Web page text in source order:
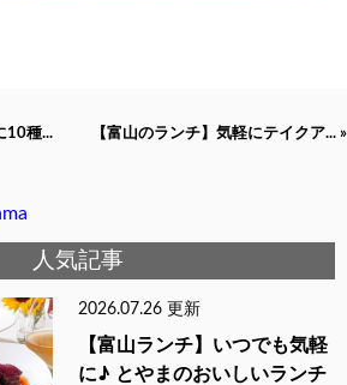
10種... 【富山のランチ】気軽にテイクア... »
人気記事
2026.07.26 更新
【富山ランチ】いつでも気軽
に♪ とやまのおいしいランチ